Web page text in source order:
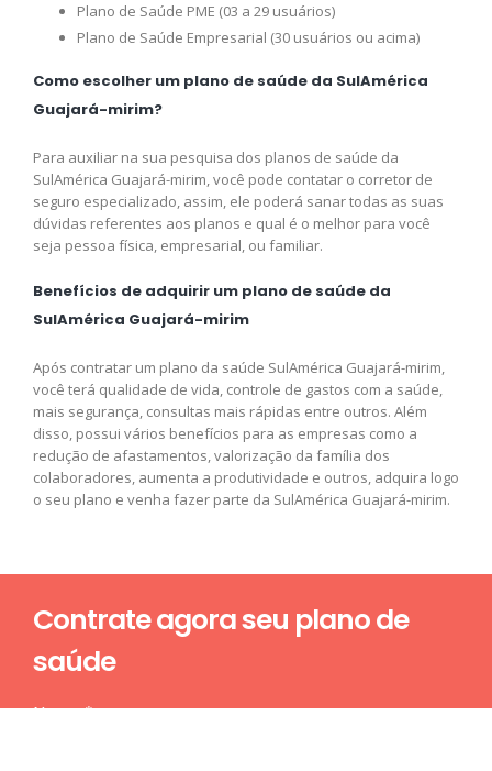
Plano de Saúde PME (03 a 29 usuários)
Plano de Saúde Empresarial (30 usuários ou acima)
Como escolher um plano de saúde da SulAmérica
Guajará-mirim?
Para auxiliar na sua pesquisa dos planos de saúde da
SulAmérica Guajará-mirim, você pode contatar o corretor de
seguro especializado, assim, ele poderá sanar todas as suas
dúvidas referentes aos planos e qual é o melhor para você
seja pessoa física, empresarial, ou familiar.
Benefícios de adquirir um plano de saúde da
SulAmérica Guajará-mirim
Após contratar um plano da saúde SulAmérica Guajará-mirim,
você terá qualidade de vida, controle de gastos com a saúde,
mais segurança, consultas mais rápidas entre outros. Além
disso, possui vários benefícios para as empresas como a
redução de afastamentos, valorização da família dos
colaboradores, aumenta a produtividade e outros, adquira logo
o seu plano e venha fazer parte da SulAmérica Guajará-mirim.
Contrate agora seu plano de
saúde
Nome*